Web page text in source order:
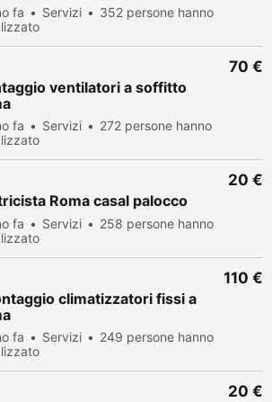
fa Servizi
352 persone hanno
ventilatori a soffitto
fa Servizi
272 persone hanno
70 €
Roma casal palocco
fa Servizi
258 persone hanno
20 €
climatizzatori fissi a
fa Servizi
249 persone hanno
110 €
20 €